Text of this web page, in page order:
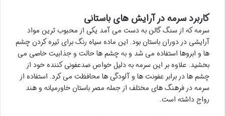
کاربرد سرمه در آرایش های باستانی
سرمه که از سنگ گالن به دست می آمد یکی از محبوب ترین مواد
آرایشی در دوران باستان بود. این ماده سیاه رنگ برای تیره کردن چشم
ها و ابروها استفاده می شد و به چشم ها حالت و جذابیت خاصی می
بخشید. علاوه بر این سرمه به دلیل خواص ضدعفونی کننده خود از
چشم ها در برابر عفونت ها و آلودگی ها محافظت می کرد. استفاده از
سرمه در فرهنگ های مختلف از جمله مصر باستان خاورمیانه و هند
رواج داشته است.